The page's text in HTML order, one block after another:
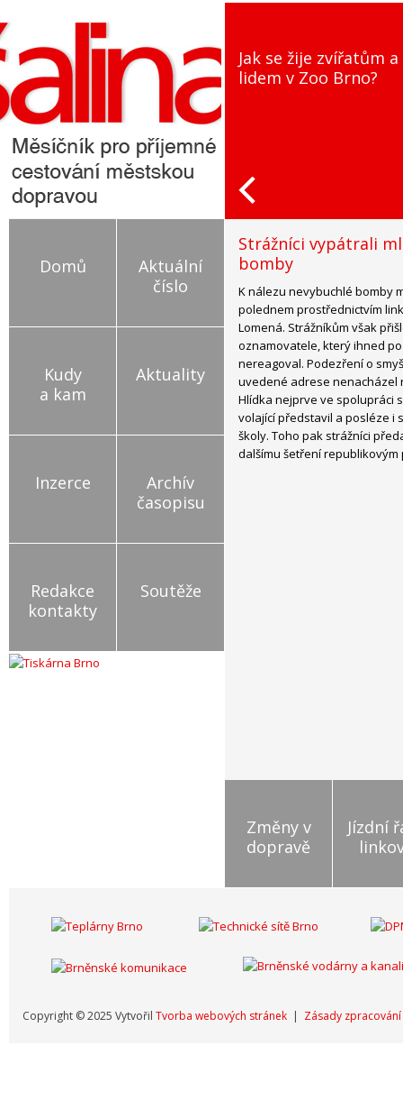
Jak se žije zvířatům a
lidem v Zoo Brno?
Domů
Aktuální
číslo
Kudy
a kam
Aktuality
Inzerce
Archív
časopisu
Redakce
kontakty
Soutěže
Strážníci vypátrali
bomby
K nálezu nevybuchlé bomby
polednem prostřednictvím
Lomená. Strážníkům však
oznamovatele, který ihned
nereagoval. Podezření o
uvedené adrese nenacházel
Hlídka nejprve ve spolupráci
volající představil a posléze i
školy. Toho pak strážníci
dalšímu šetření republikovým
Změny v
dopravě
Jízdní
Copyright © 2025 Vytvořil Tvorba webových stránek | Zásady